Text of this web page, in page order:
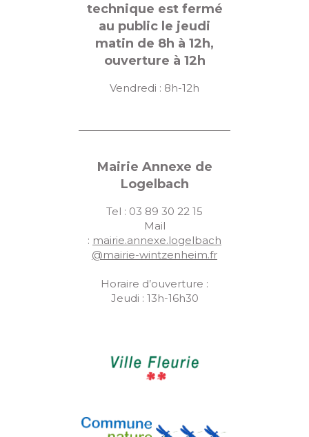
technique est fermé
au public le jeudi
matin de 8h à 12h,
ouverture à 12h
Vendredi : 8h-12h
Mairie Annexe de
Logelbach
Tel : 03 89 30 22 15
Mail
: mairie.annexe.logelbach
@mairie-wintzenheim.fr
Horaire d’ouverture :
Jeudi : 13h-16h30